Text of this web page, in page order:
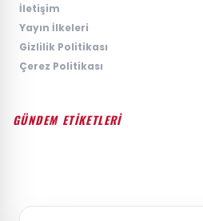
İletişim
Yayın İlkeleri
Gizlilik Politikası
Çerez Politikası
GÜNDEM ETİKETLERİ